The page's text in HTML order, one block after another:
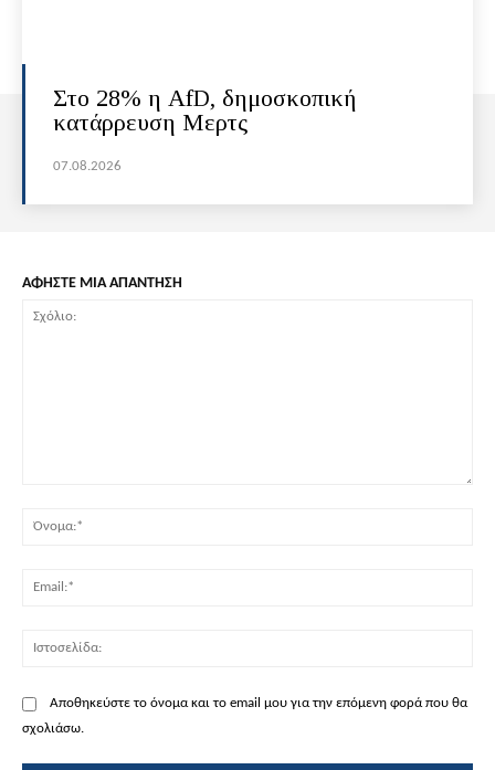
Στο 28% η AfD, δημοσκοπική
κατάρρευση Μερτς
07.08.2026
ΑΦΗΣΤΕ ΜΙΑ ΑΠΑΝΤΗΣΗ
Αποθηκεύστε το όνομα και το email μου για την επόμενη φορά που θα
σχολιάσω.